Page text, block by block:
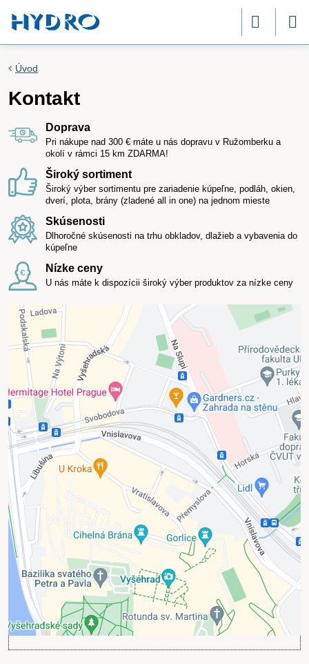
Úvod
Kontakt
Doprava
Pri nákupe nad 300 € máte u nás dopravu v Ružomberku a
okolí v rámci 15 km ZDARMA!
Široký sortiment
Široký výber sortimentu pre zariadenie kúpeľne, podláh, okien,
dverí, plota, brány (zladené all in one) na jednom mieste
Skúsenosti
Dlhoročné skúsenosti na trhu obkladov, dlažieb a vybavenia do
kúpeľne
Nízke ceny
U nás máte k dispozícii široký výber produktov za nízke ceny
Externý obsah je blokovaný Voľbami
súkromia
Prajete si načítať externý obsah?
Povoliť tentokrát
Povoliť a zapamätať - súhlas s druhom cookie:
Funkčné
Otvoriť obsah v novom okne